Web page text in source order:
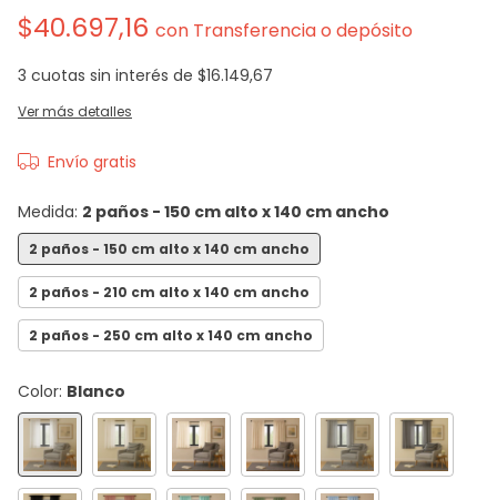
$40.697,16 con Transferencia o depósito
3 cuotas sin interés de $16.149,67
Ver más detalles
Envío gratis
Medida: 2 paños - 150 cm alto x 140 cm ancho
2 paños - 150 cm alto x 140 cm ancho
2 paños - 210 cm alto x 140 cm ancho
2 paños - 250 cm alto x 140 cm ancho
Color: Blanco